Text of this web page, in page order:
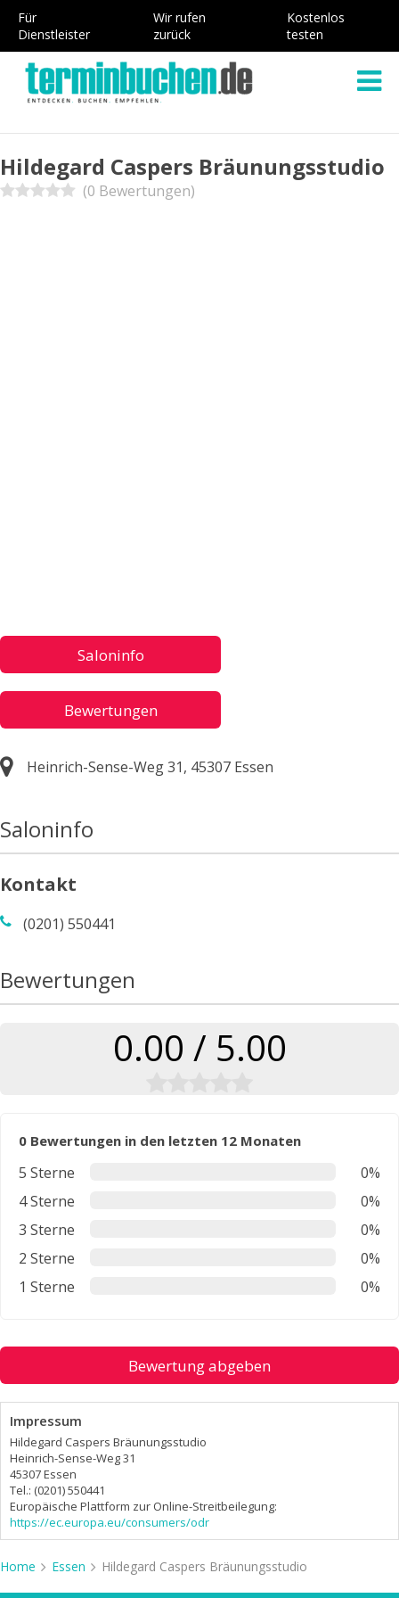
Für
Dienstleister
Wir rufen
zurück
Kostenlos
testen
Hildegard Caspers Bräunungsstudio
(0 Bewertungen)
Saloninfo
Bewertungen
Heinrich-Sense-Weg 31, 45307 Essen
Saloninfo
Kontakt
(0201) 550441
Bewertungen
0.00 / 5.00
0 Bewertungen in den letzten 12 Monaten
5 Sterne
0%
4 Sterne
0%
3 Sterne
0%
2 Sterne
0%
1 Sterne
0%
Bewertung abgeben
Impressum
Hildegard Caspers Bräunungsstudio
Heinrich-Sense-Weg 31
45307 Essen
Tel.: (0201) 550441
Europäische Plattform zur Online-Streitbeilegung:
https://ec.europa.eu/consumers/odr
Home Essen Hildegard Caspers Bräunungsstudio